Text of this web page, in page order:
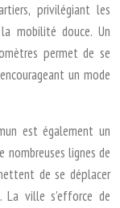
privilégiant les
mobilité douce. Un
permet de se
un mode
est également un
nombreuses lignes de
de se déplacer
ville s’efforce de